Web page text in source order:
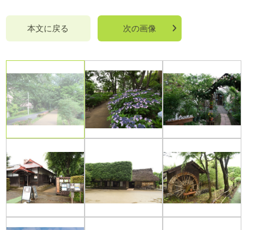
本文に戻る 次の画像